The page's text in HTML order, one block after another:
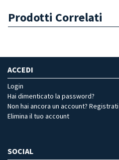
Prodotti Correlati
ACCEDI
Login
Hai dimenticato la password?
Non hai ancora un account? Registrati
Elimina il tuo account
SOCIAL